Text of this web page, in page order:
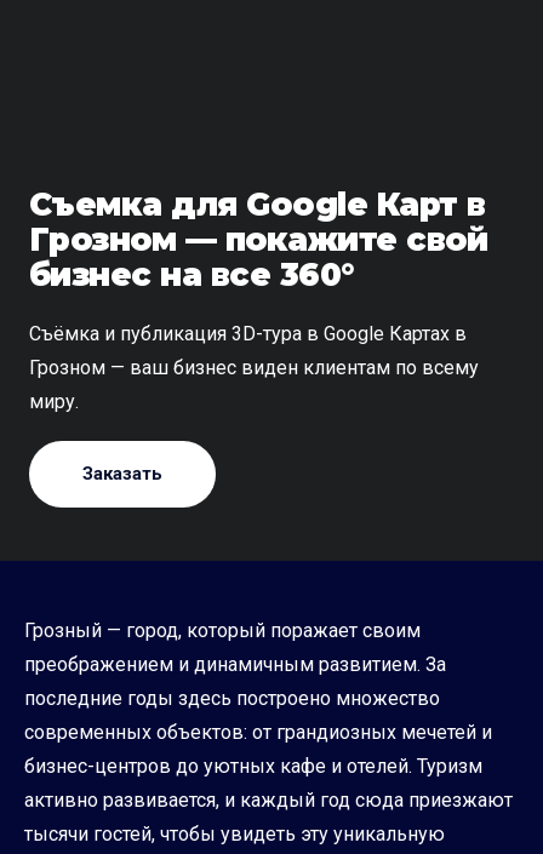
Съемка для Google Карт в
Грозном — покажите свой
бизнес на все 360°
Съёмка и публикация 3D-тура в Google Картах в
Грозном — ваш бизнес виден клиентам по всему
миру.
Заказать
Грозный — город, который поражает своим
преображением и динамичным развитием. За
последние годы здесь построено множество
современных объектов: от грандиозных мечетей и
бизнес-центров до уютных кафе и отелей. Туризм
активно развивается, и каждый год сюда приезжают
тысячи гостей, чтобы увидеть эту уникальную